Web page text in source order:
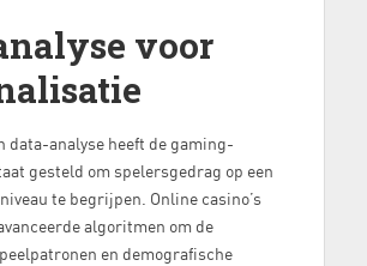
voor
data-analyse heeft de gaming-
gesteld om spelersgedrag op een
te begrijpen. Online casino’s
algoritmen om de
en demografische